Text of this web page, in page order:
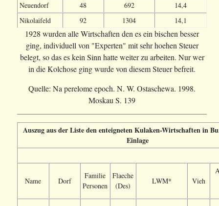
Neuendorf
48 692
14,4
Nikolaifeld
92 1304 14,1
1928 wurden alle Wirtschaften den es ein bischen besser
ging, individuell von "Experten" mit sehr hoehen Steuer
belegt, so das es kein Sinn hatte weiter zu arbeiten. Nur wer
in die Kolchose ging wurde von diesem Steuer befreit.
Quelle: Na perelome epoch. N. W. Ostaschewa. 1998.
Moskau S. 139
Auszug aus der Liste den enteigneten Kulaken-Wirtschaften in
Einlage
Name Dorf
Familie
Personen
Flaeche
(Des)
LWM* Vieh